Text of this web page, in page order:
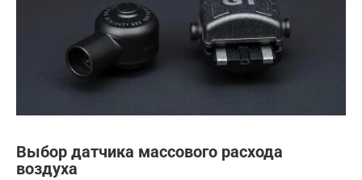
Выбор датчика массового расхода
воздуха